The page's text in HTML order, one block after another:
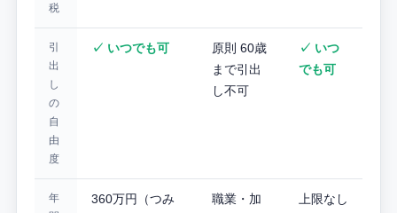
税
引
出
し
の
自
由
度
✓ いつでも可
原則 60歳
まで引出
し不可
✓ いつ
でも可
年
360万円（つみ
職業・加
上限なし